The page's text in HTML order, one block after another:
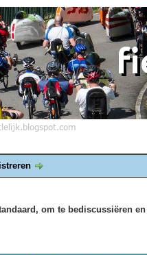
om te bediscussiëren